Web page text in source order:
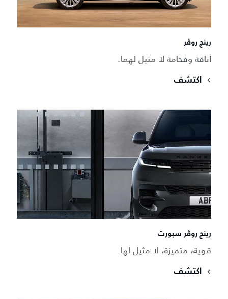
رينج روڤر
أناقة وفخامة لا مثيل لهما.
اكتشف
رينج روڤر سبورت
قوية، متميزة، لا مثيل لها.
اكتشف